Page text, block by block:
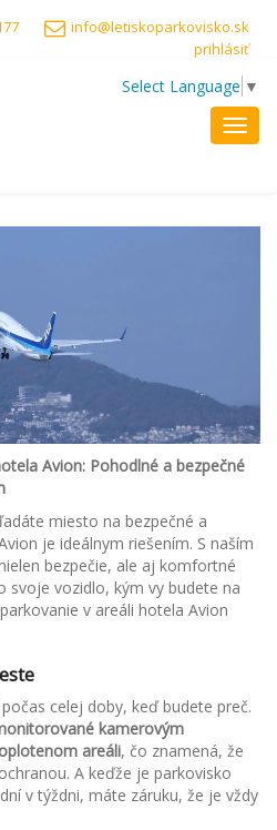
info@letiskoparkovisko.sk
prihlásiť
Select Language ▼
Avion: Pohodlné a bezpečné
miesto na bezpečné a
je ideálnym riešením. S naším
bezpečie, ale aj komfortné
svoje vozidlo, kým vy budete na
v areáli hotela Avion
celej doby, keď budete preč.
kamerovým
oplotenom areáli, čo znamená, že
A keďže je parkovisko
v týždni, máte záruku, že je vždy